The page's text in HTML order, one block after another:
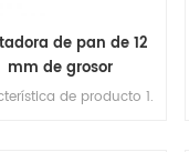
de pan de 12
mm de grosor
de producto 1.